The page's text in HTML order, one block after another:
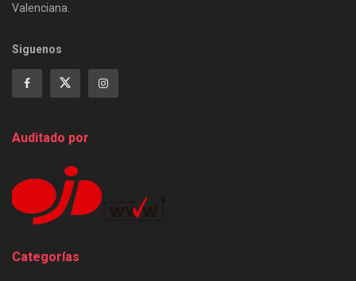
Valenciana.
Siguenos
Auditado por
Categorías